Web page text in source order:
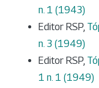
n. 1 (1943)
Editor RSP,
n. 3 (1949)
Editor RSP,
1 n. 1 (1949)